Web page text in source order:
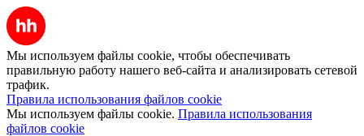
Мы используем файлы cookie, чтобы обеспечивать
правильную работу нашего веб-сайта и анализировать сетевой
трафик.
Правила использования файлов cookie
Мы используем файлы cookie. Правила использования
файлов cookie